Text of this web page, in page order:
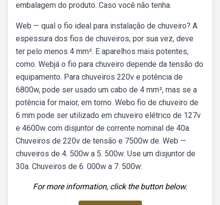
embalagem do produto. Caso você não tenha.
Web — qual o fio ideal para instalação de chuveiro? A
espessura dos fios de chuveiros, por sua vez, deve
ter pelo menos 4 mm². E aparelhos mais potentes,
como. Webjá o fio para chuveiro depende da tensão do
equipamento. Para chuveiros 220v e potência de
6800w, pode ser usado um cabo de 4 mm², mas se a
potência for maior, em torno. Webo fio de chuveiro de
6 mm pode ser utilizado em chuveiro elétrico de 127v
e 4600w com disjuntor de corrente nominal de 40a.
Chuveiros de 220v de tensão e 7500w de. Web —
chuveiros de 4. 500w a 5. 500w: Use um disjuntor de
30a. Chuveiros de 6. 000w a 7. 500w:
For more information, click the button below.